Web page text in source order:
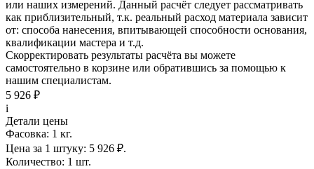
или наших измерений. Данный расчёт следует рассматривать
как приблизительный, т.к. реальный расход материала зависит
от: способа нанесения, впитывающей способности основания,
квалификации мастера и т.д.
Скорректировать результаты расчёта вы можете
самостоятельно в корзине или обратившись за помощью к
нашим специалистам.
5 926 ₽
i
Детали цены
Фасовка: 1 кг.
Цена за 1 штуку: 5 926 ₽.
Количество: 1 шт.